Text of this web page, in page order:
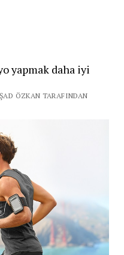
yapmak daha iyi
ÖZKAN TARAFINDAN